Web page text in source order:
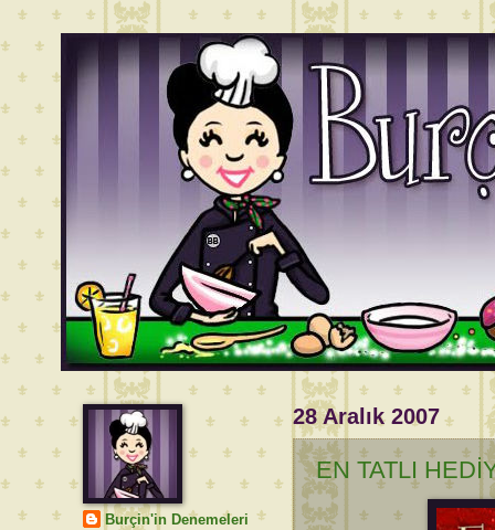
28 Aralık 2007
EN TATLI
Burçin'in Denemeleri